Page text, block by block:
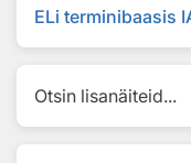
ELi terminibaasis
Otsin lisanäiteid...